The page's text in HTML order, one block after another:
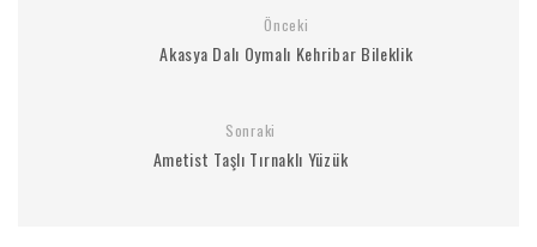
Önceki
Akasya Dalı Oymalı Kehribar Bileklik
Sonraki
Ametist Taşlı Tırnaklı Yüzük